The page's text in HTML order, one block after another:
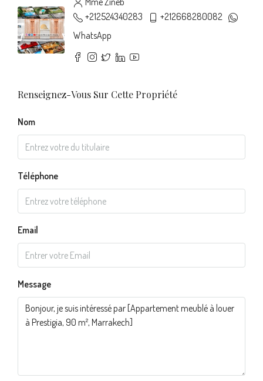
+212524340283
+212668280082
WhatsApp
Renseignez-Vous Sur Cette Propriété
Nom
Téléphone
Email
Message